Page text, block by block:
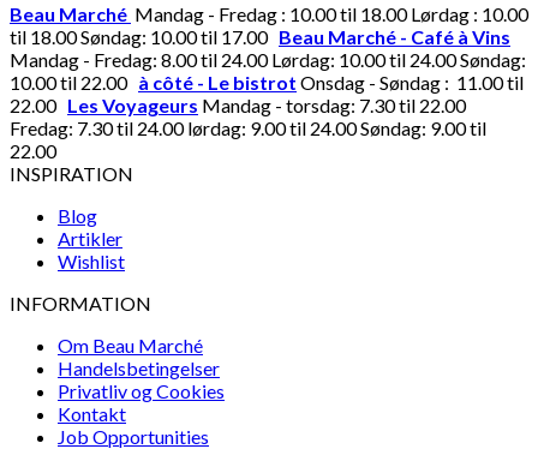
Beau Marché Mandag - Fredag : 10.00 til 18.00 Lørdag : 10.00
til 18.00 Søndag: 10.00 til 17.00 Beau Marché - Café à Vins
Mandag - Fredag: 8.00 til 24.00 Lørdag: 10.00 til 24.00 Søndag:
10.00 til 22.00 à côté - Le bistrot Onsdag - Søndag : 11.00 til
22.00 Les Voyageurs Mandag - torsdag: 7.30 til 22.00
Fredag: 7.30 til 24.00 lørdag: 9.00 til 24.00 Søndag: 9.00 til
22.00
INSPIRATION
Blog
Artikler
Wishlist
INFORMATION
Om Beau Marché
Handelsbetingelser
Privatliv og Cookies
Kontakt
Job Opportunities